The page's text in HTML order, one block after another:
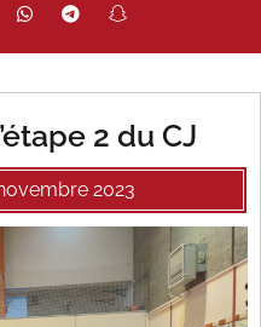
DiscordWhatsAppTelegram
2 du CJ
2023